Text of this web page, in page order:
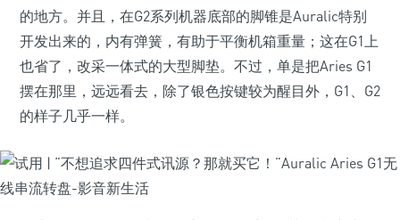
的地方。并且，在G2系列机器底部的脚锥是Auralic特别
开发出来的，内有弹簧，有助于平衡机箱重量；这在G1上
也省了，改采一体式的大型脚垫。不过，单是把Aries G1
摆在那里，远远看去，除了银色按键较为醒目外，G1、G2
的样子几乎一样。